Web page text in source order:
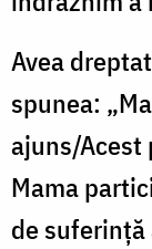
Avea
spunea:
ajuns/Acest
Mama
de